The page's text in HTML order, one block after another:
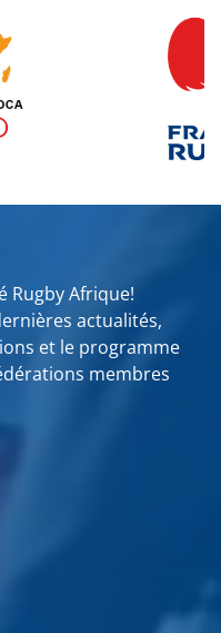
Rugby Afrique!
actualités,
et le programme
membres